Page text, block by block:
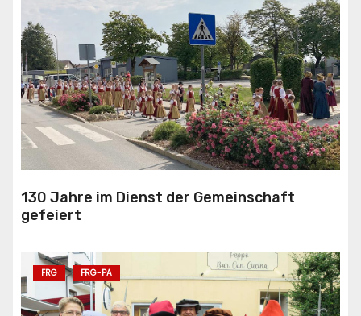
130 Jahre im Dienst der Gemeinschaft
gefeiert
FRG FRG-PA